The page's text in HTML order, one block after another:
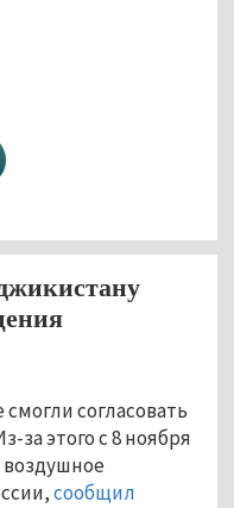
согласовать
за этого с 8 ноября
сообщил